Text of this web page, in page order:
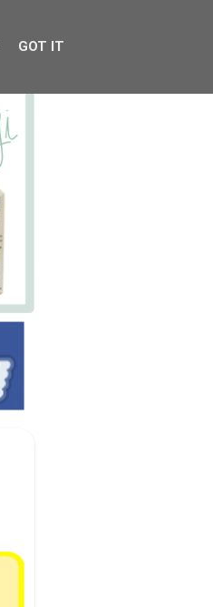
GOT IT